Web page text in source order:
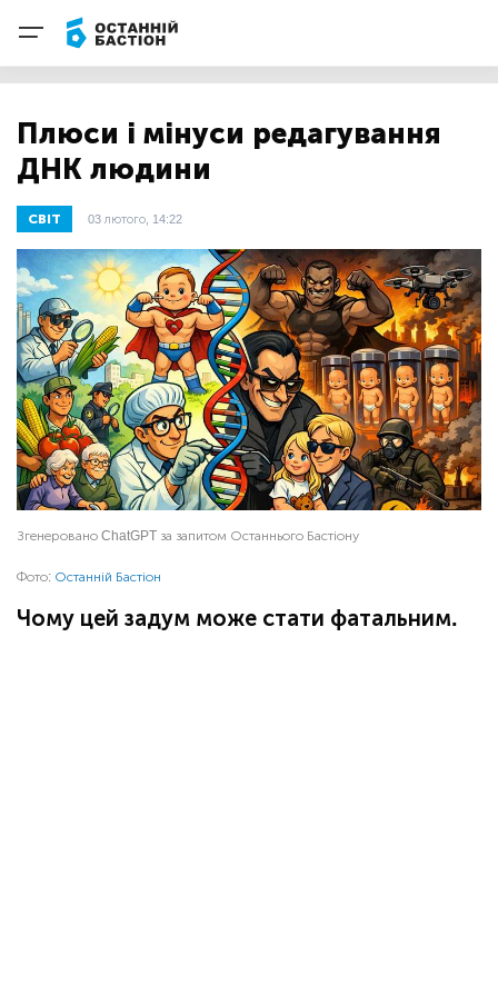
Плюси і мінуси редагування
ДНК людини
СВІТ 03 лютого, 14:22
Згенеровано ChatGPT за запитом Останнього Бастіону
Фото: Останній Бастіон
Чому цей задум може стати фатальним.